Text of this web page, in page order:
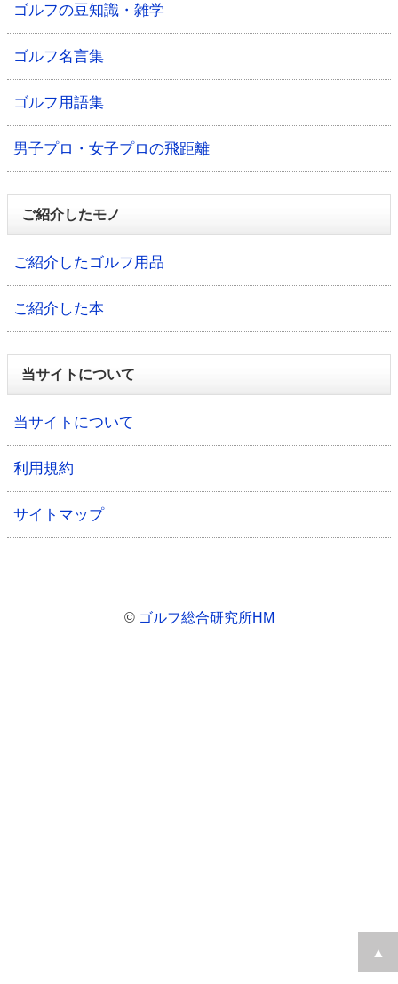
ゴルフの豆知識・雑学
ゴルフ名言集
ゴルフ用語集
男子プロ・女子プロの飛距離
ご紹介したモノ
ご紹介したゴルフ用品
ご紹介した本
当サイトについて
当サイトについて
利用規約
サイトマップ
© ゴルフ総合研究所HM
▲